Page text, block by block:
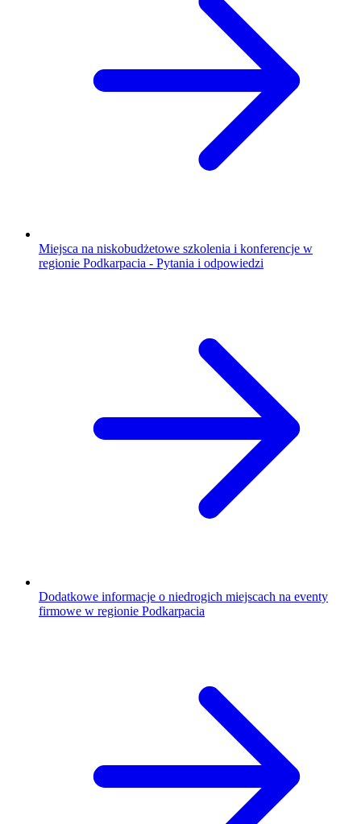
Miejsca na niskobudżetowe szkolenia i konferencje w
regionie Podkarpacia - Pytania i odpowiedzi
Dodatkowe informacje o niedrogich miejscach na eventy
firmowe w regionie Podkarpacia